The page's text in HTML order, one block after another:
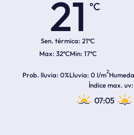
21
ºC
Sen. térmica: 21ºC
32ºC 17ºC
Prob. lluvia 0%Lluvia 0 l/m2
Índice max. uv
07:05